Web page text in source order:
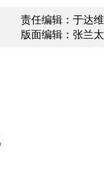
责任编辑：于达维
版面编辑：张兰太